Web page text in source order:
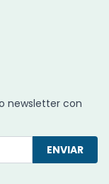
newsletter con
ENVIAR